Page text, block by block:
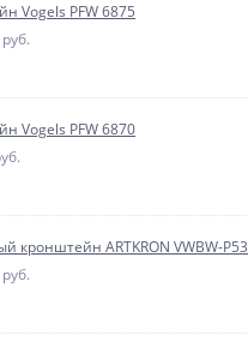
Vogels PFW 6875
руб.
Vogels PFW 6870
кронштейн ARTKRON VWBW-P53
руб.